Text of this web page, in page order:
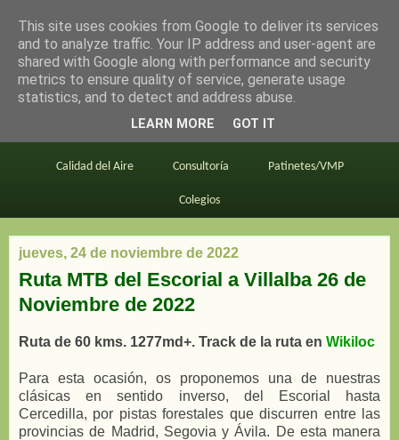
en bici por madrid
Este blog BiciMAD Primeros consejos
Calidad del Aire Consultoría Patinetes/VMP
Colegios
jueves, 24 de noviembre de 2022
Ruta MTB del Escorial a Villalba 26 de
Noviembre de 2022
Ruta de 60 kms. 1277md+. Track de la ruta en Wikiloc
Para esta ocasión, os proponemos una de nuestras
clásicas en sentido inverso, del Escorial hasta
Cercedilla, por pistas forestales que discurren entre las
provincias de Madrid, Segovia y Ávila. De esta manera
This site uses cookies from Google to deliver its services
and to analyze traffic. Your IP address and user-agent are
shared with Google along with performance and security
metrics to ensure quality of service, generate usage
statistics, and to detect and address abuse.
LEARN MORE GOT IT